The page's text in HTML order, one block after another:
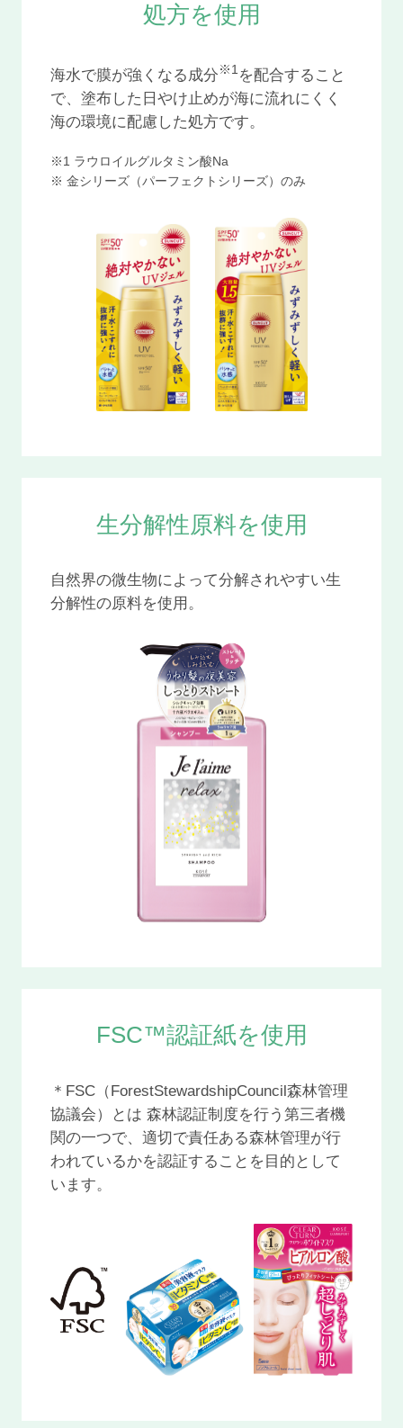
処方を使用
海水で膜が強くなる成分※1 を配合すること
で、塗布した日やけ止めが海に流れにくく
海の環境に配慮した処方です。
※1 ラウロイルグルタミン酸Na
※ 金シリーズ（パーフェクトシリーズ）のみ
生分解性原料を使用
自然界の微生物によって分解されやすい生
分解性の原料を使用。
FSC™認証紙を使用
＊FSC（ForestStewardshipCouncil森林管理
協議会）とは 森林認証制度を行う第三者機
関の一つで、適切で責任ある森林管理が行
われているかを認証することを目的として
います。